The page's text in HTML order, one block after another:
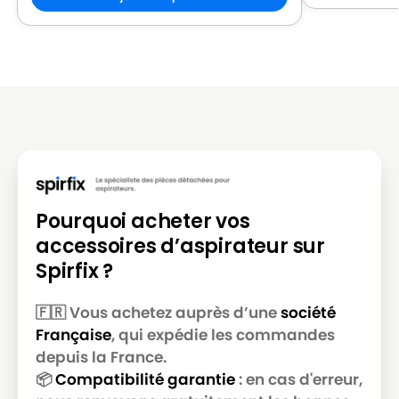
NILFISK
NILFISK 107410415 - GD 930S2 PANTHER 230V
EU
EU
NILFISK
NILFISK 107410428 - VP300 EU
NILFISK
NILFISK 107410429 - VP300 NORDIC
NILFISK
NILFISK 107410434 - VP300 PINK NORDIC
NILFISK
NILFISK 107410436
NILFISK
NILFISK 107410436 - VP300
NILFISK
NILFISK 107410436 - VP300 UK
Pourquoi acheter vos
accessoires d’aspirateur sur
Spirfix ?
🇫🇷 Vous achetez auprès d’unesociété
Française, qui expédie les commandes
depuis la France.
📦Compatibilité garantie: en cas d'erreur,